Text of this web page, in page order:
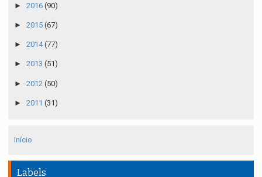
► 2016 (90)
► 2015 (67)
► 2014(77)
► 2013 (51)
► 2012 (50)
► 2011 (31)
Início
Labels